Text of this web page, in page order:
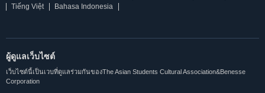
Tiếng Việt
Bahasa Indonesia
ผู้ดูแลเว็บไซต์
เว็บไซต์นี้เป็นเวบที่ดูแลร่วมกันของThe Asian Students Cultural Association&Benesse
Corporation